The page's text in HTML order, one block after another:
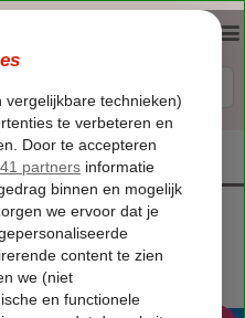
hotel